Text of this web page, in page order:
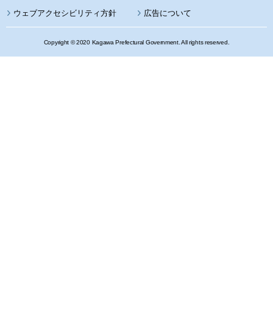
ウェブアクセシビリティ方針 広告について
Copyright © 2020 Kagawa Prefectural Government. All rights reserved.